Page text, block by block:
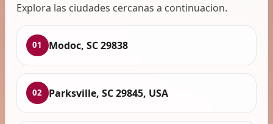
Explora las ciudades cercanas a continuacion.
01 Modoc, SC 29838
02 Parksville, SC 29845, USA